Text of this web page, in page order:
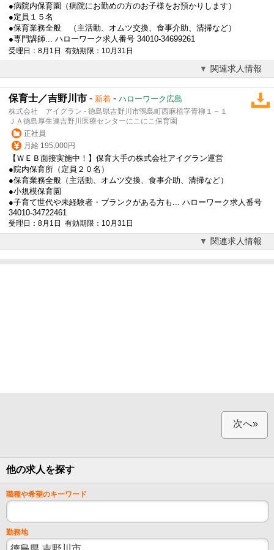
●病院内保育園（病院にお勤めの方のお子様をお預かりします）
●定員１５名
●保育業務全般 （主活動、オムツ交換、食事介助、清掃など）
●専門講師... ハローワーク求人番号 34010-34699261
受理日：8月1日 有効期限：10月31日
関連求人情報
保育士／吉野川市 - 新着 - ハローワーク広島
株式会社 アイグラン - 徳島県吉野川市鴨島町西麻植字青柳１－１
ＪＡ徳島厚生連吉野川医療センターにこにこ保育園
正社員
月給 195,000円
【ＷＥＢ面接実施中！】保育大手の株式会社アイグラン運営
●院内保育所（定員２０名）
●保育業務全般（主活動、オムツ交換、食事介助、清掃など）
●小規模保育園
●子育て世代や未経験者・ブランクがある方も... ハローワーク求人番号
34010-34722461
受理日：8月1日 有効期限：10月31日
関連求人情報
次へ»
他の求人を探す
職種や希望のキーワード
勤務地